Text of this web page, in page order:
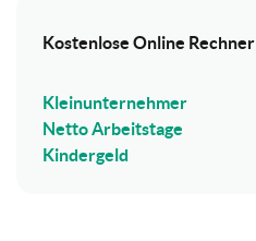
Kostenlose Online Rechner
Kleinunternehmer
Netto Arbeitstage
Kindergeld